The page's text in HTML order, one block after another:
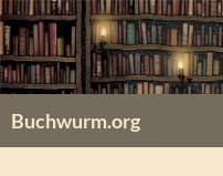
Zum
Inhalt
springen
Buchwurm.org